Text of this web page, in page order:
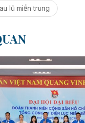
lũ miền trung